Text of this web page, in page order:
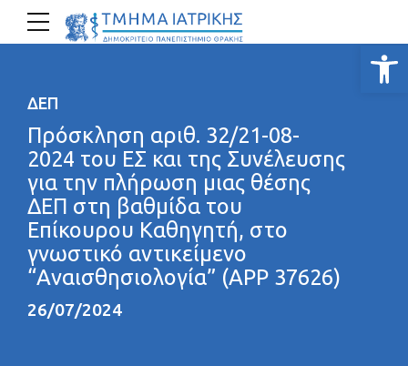
ΔΕΠ
Πρόσκληση αριθ. 32/21-08-
2024 του ΕΣ και της Συνέλευσης
για την πλήρωση μιας θέσης
ΔΕΠ στη βαθμίδα του
Επίκουρου Καθηγητή, στο
γνωστικό αντικείμενο
“Αναισθησιολογία” (ΑΡΡ 37626)
26/07/2024